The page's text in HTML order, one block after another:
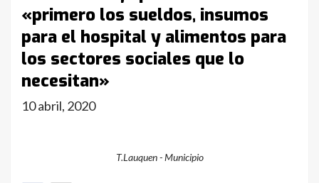
«primero los sueldos, insumos
para el hospital y alimentos para
los sectores sociales que lo
necesitan»
10 abril, 2020
T.Lauquen - Municipio